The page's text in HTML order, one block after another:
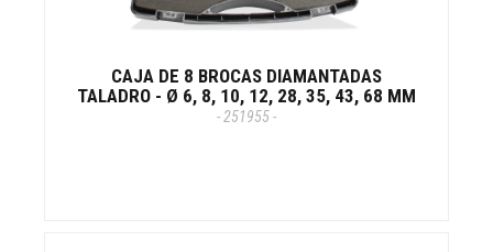
CAJA DE 8 BROCAS DIAMANTADAS
TALADRO - Ø 6, 8, 10, 12, 28, 35, 43, 68 MM
- 251955 -